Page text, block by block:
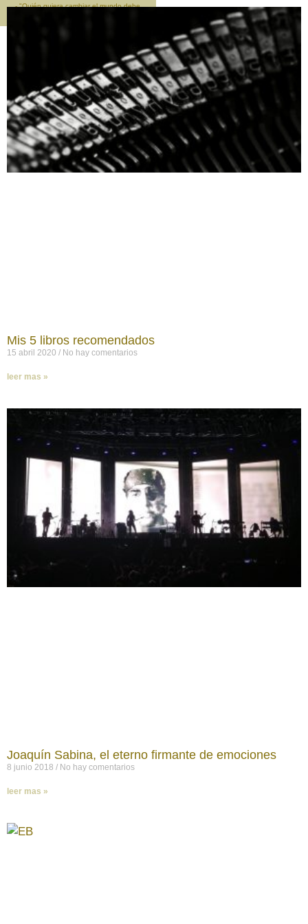
- "Quién quiera cambiar el mundo debe
Mis 5 libros recomendados
15 abril 2020 No hay comentarios
leer mas »
Joaquín Sabina, el eterno firmante de emociones
8 junio 2018 No hay comentarios
leer mas »